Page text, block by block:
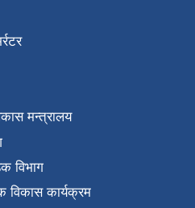
मन्त्रालय
विभाग
विकास कार्यक्रम